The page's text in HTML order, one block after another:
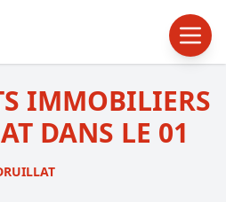
IMMOBILIERS
DANS LE 01